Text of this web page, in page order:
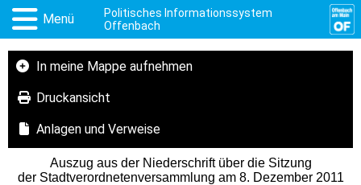
Menü
Politisches Informationssystem
Offenbach
In meine Mappe aufnehmen
Druckansicht
Anlagen und Verweise
Auszug aus der Niederschrift über die Sitzung
der Stadtverordnetenversammlung am 8. Dezember 2011